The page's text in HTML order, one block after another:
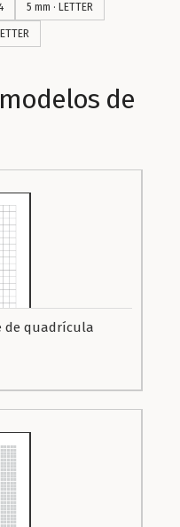
5 mm · LETTER
de
de quadrícula